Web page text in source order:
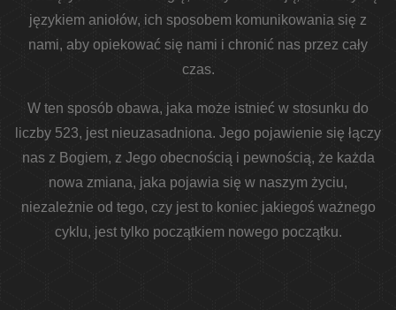
językiem aniołów, ich sposobem komunikowania się z
nami, aby opiekować się nami i chronić nas przez cały
czas.
W ten sposób obawa, jaka może istnieć w stosunku do
liczby 523, jest nieuzasadniona. Jego pojawienie się łączy
nas z Bogiem, z Jego obecnością i pewnością, że każda
nowa zmiana, jaka pojawia się w naszym życiu,
niezależnie od tego, czy jest to koniec jakiegoś ważnego
cyklu, jest tylko początkiem nowego początku.